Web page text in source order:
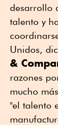
desarrollo
talento y
Unidos,
&
razones
mucho
"el talento